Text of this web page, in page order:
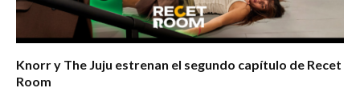
Knorr y The Juju estrenan el segundo capítulo de Recet
Room